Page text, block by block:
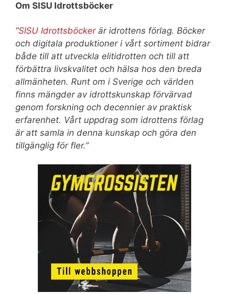
Om SISU Idrottsböcker
”SISU Idrottsböckerär idrottens förlag. Böcker
och digitala produktioner i vårt sortiment bidrar
både till att utveckla elitidrotten och till att
förbättra livskvalitet och hälsa hos den breda
allmänheten. Runt om i Sverige och världen
finns mängder av idrottskunskap förvärvad
genom forskning och decennier av praktisk
erfarenhet. Vårt uppdrag som idrottens förlag
är att samla in denna kunskap och göra den
tillgänglig för fler.”